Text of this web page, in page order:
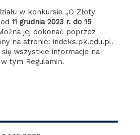
w konkursie „O Złoty
11 grudnia 2023 r. do 15
jej dokonać poprzez
na stronie: indeks.pk.edu.pl.
się wszystkie informacje na
tym Regulamin.